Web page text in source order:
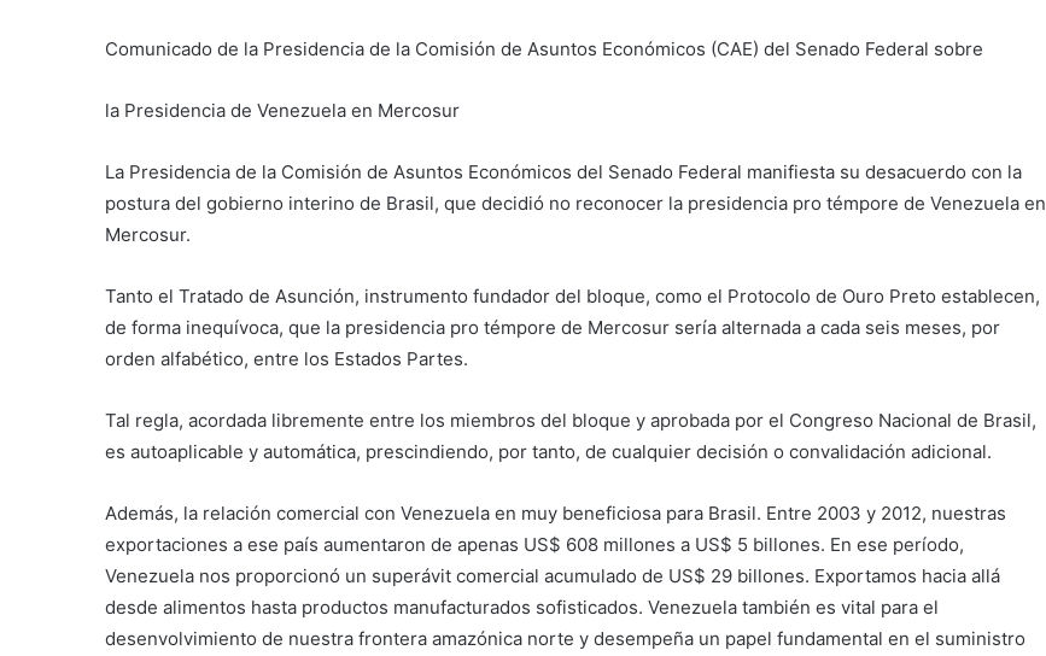
Comunicado de la Presidencia de la Comisión de Asuntos Económicos (CAE) del Senado Federal sobre
la Presidencia de Venezuela en Mercosur
La Presidencia de la Comisión de Asuntos Económicos del Senado Federal manifiesta su desacuerdo con la
postura del gobierno interino de Brasil, que decidió no reconocer la presidencia pro témpore de Venezuela en
Mercosur.
Tanto el Tratado de Asunción, instrumento fundador del bloque, como el Protocolo de Ouro Preto establecen,
de forma inequívoca, que la presidencia pro témpore de Mercosur sería alternada a cada seis meses, por
orden alfabético, entre los Estados Partes.
Tal regla, acordada libremente entre los miembros del bloque y aprobada por el Congreso Nacional de Brasil,
es autoaplicable y automática, prescindiendo, por tanto, de cualquier decisión o convalidación adicional.
Además, la relación comercial con Venezuela en muy beneficiosa para Brasil. Entre 2003 y 2012, nuestras
exportaciones a ese país aumentaron de apenas US$ 608 millones a US$ 5 billones. En ese período,
Venezuela nos proporcionó un superávit comercial acumulado de US$ 29 billones. Exportamos hacia allá
desde alimentos hasta productos manufacturados sofisticados. Venezuela también es vital para el
desenvolvimiento de nuestra frontera amazónica norte y desempeña un papel fundamental en el suministro